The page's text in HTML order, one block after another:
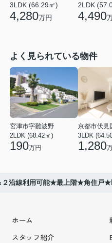
3LDK (66.29㎡)
4,280万円
2LDK
4,490
よく見られている物件
宮津市字難波野
2LDK (68.42㎡)
190万円
3LDK
1,280
２沿線利用可能★最上階★角住戸
ホーム
スタッフ紹介